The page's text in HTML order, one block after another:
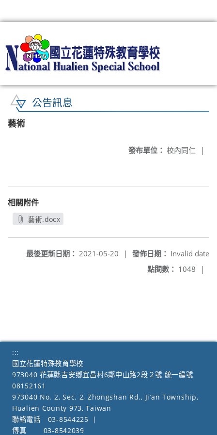
公告訊息
藝術
發布單位： 校內同仁 |
相關附件
藝術.docx
發佈日期： Invalid date
最後更新日期： 2021-05-20
|
點閱數： 1048 |
:::
國立花蓮特殊教育學校
973040 花蓮縣吉安鄉宜昌村6鄰中山路2段２號 統一編號
08152161
973040 No. 2, Sec. 2, Zhongshan Rd., Ji’an Township,
Hualien County 973, Taiwan
聯絡電話
03-8544225
|
傳真
03-8542039